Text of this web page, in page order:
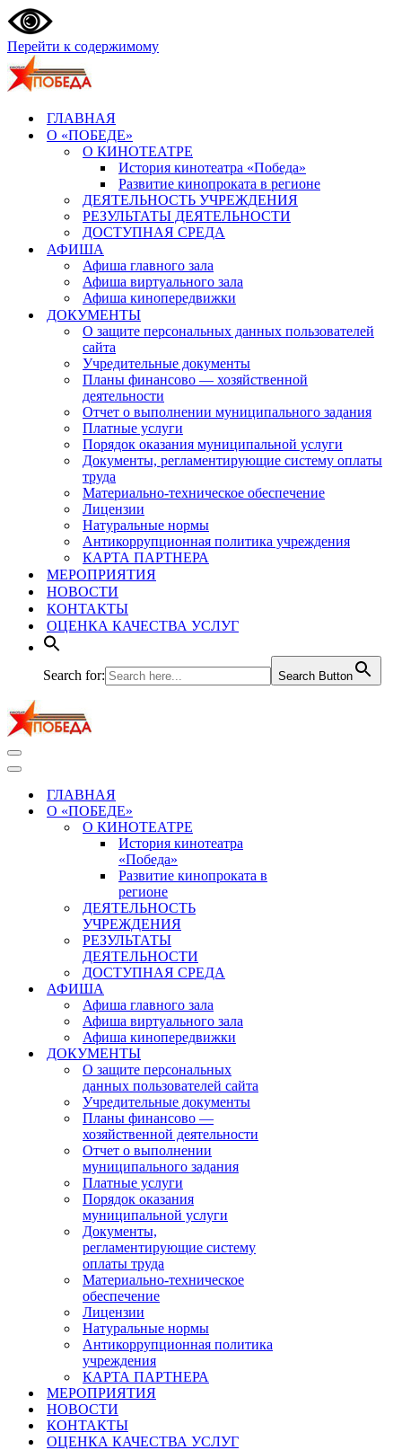
Перейти к содержимому
ГЛАВНАЯ
О «ПОБЕДЕ»
О КИНОТЕАТРЕ
История кинотеатра «Победа»
Развитие кинопроката в регионе
ДЕЯТЕЛЬНОСТЬ УЧРЕЖДЕНИЯ
РЕЗУЛЬТАТЫ ДЕЯТЕЛЬНОСТИ
ДОСТУПНАЯ СРЕДА
АФИША
Афиша главного зала
Афиша виртуального зала
Афиша кинопередвижки
ДОКУМЕНТЫ
О защите персональных данных пользователей
сайта
Учредительные документы
Планы финансово — хозяйственной
деятельности
Отчет о выполнении муниципального задания
Платные услуги
Порядок оказания муниципальной услуги
Документы, регламентирующие систему оплаты
труда
Материально-техническое обеспечение
Лицензии
Натуральные нормы
Антикоррупционная политика учреждения
КАРТА ПАРТНЕРА
МЕРОПРИЯТИЯ
НОВОСТИ
КОНТАКТЫ
ОЦЕНКА КАЧЕСТВА УСЛУГ
Search for: Search Button
Меню
навигации
Меню
навигацииГЛАВНАЯ
О «ПОБЕДЕ»
О КИНОТЕАТРЕ
История кинотеатра
«Победа»
Развитие кинопроката в
регионе
ДЕЯТЕЛЬНОСТЬ
УЧРЕЖДЕНИЯ
РЕЗУЛЬТАТЫ
ДЕЯТЕЛЬНОСТИ
ДОСТУПНАЯ СРЕДА
АФИША
Афиша главного зала
Афиша виртуального зала
Афиша кинопередвижки
ДОКУМЕНТЫ
О защите персональных
данных пользователей сайта
Учредительные документы
Планы финансово —
хозяйственной деятельности
Отчет о выполнении
муниципального задания
Платные услуги
Порядок оказания
муниципальной услуги
Документы,
регламентирующие систему
оплаты труда
Материально-техническое
обеспечение
Лицензии
Натуральные нормы
Антикоррупционная политика
учреждения
КАРТА ПАРТНЕРА
МЕРОПРИЯТИЯ
НОВОСТИ
КОНТАКТЫ
ОЦЕНКА КАЧЕСТВА УСЛУГ